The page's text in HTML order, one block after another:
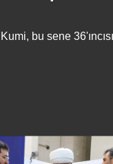
bu sene